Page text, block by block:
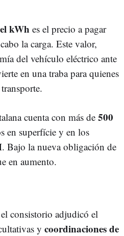
kWh es el precio a pagar
la carga. Este valor,
del vehículo eléctrico ante
en una traba para quienes
cuenta con más de500
en superfície y en los
. Bajo la nueva obligación de
en aumento.
consistorio adjudicó el
y coordinaciones de